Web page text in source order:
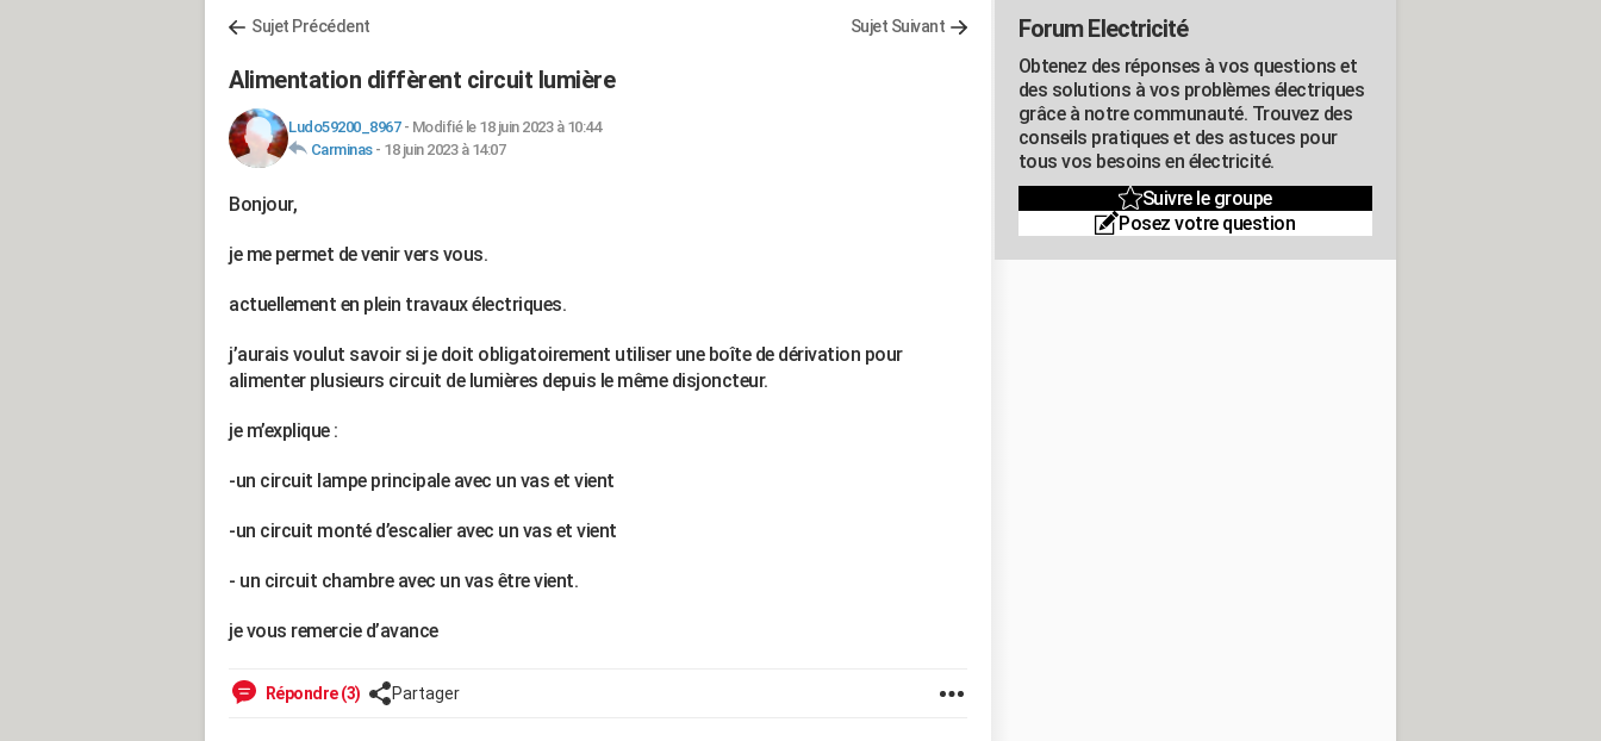
Sujet Précédent Sujet Suivant
Alimentation diffèrent circuit lumière
Ludo59200_8967- Modifié le 18 juin 2023 à 10:44
Carminas- 18 juin 2023 à 14:07
Bonjour,
je me permet de venir vers vous.
actuellement en plein travaux électriques.
j’aurais voulut savoir si je doit obligatoirement utiliser une boîte de dérivation pour
alimenter plusieurs circuit de lumières depuis le même disjoncteur.
je m’explique :
-un circuit lampe principale avec un vas et vient
-un circuit monté d’escalier avec un vas et vient
- un circuit chambre avec un vas être vient.
je vous remercie d’avance
Répondre (3) Partager
Forum Electricité
Obtenez des réponses à vos questions et
des solutions à vos problèmes électriques
grâce à notre communauté. Trouvez des
conseils pratiques et des astuces pour
tous vos besoins en électricité.
Suivre le groupe
Posez votre question